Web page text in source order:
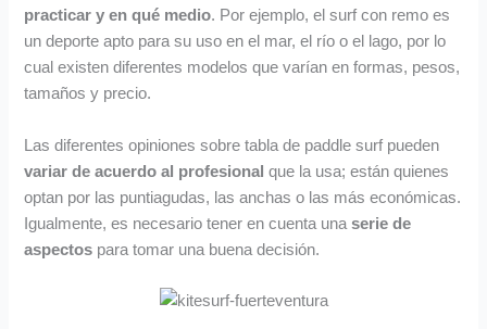
practicar y en qué medio. Por ejemplo, el surf con remo es
un deporte apto para su uso en el mar, el río o el lago, por lo
cual existen diferentes modelos que varían en formas, pesos,
tamaños y precio.
Las diferentes opiniones sobre tabla de paddle surf pueden
variar de acuerdo al profesional que la usa; están quienes
optan por las puntiagudas, las anchas o las más económicas.
Igualmente, es necesario tener en cuenta unaserie de
aspectos para tomar una buena decisión.